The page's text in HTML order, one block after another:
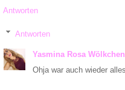
Antworten
Antworten
Yasmina Rosa Wölkchen
Ohja war auch wieder